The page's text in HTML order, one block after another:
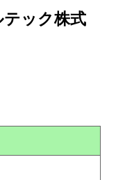
ック株式